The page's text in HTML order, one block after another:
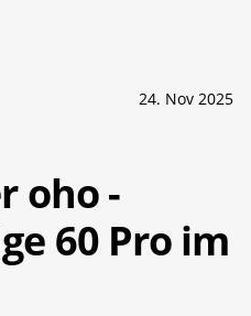
24. Nov 2025
oho -
60 Pro im